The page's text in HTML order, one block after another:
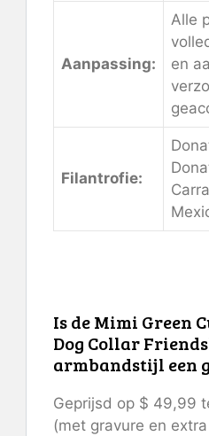
Aanpassing:
Alle
en
Filantrofie:
Is de Mimi Green
Dog Collar
armbandstijl een
Geprijsd op $ 49,99
(met gravure en